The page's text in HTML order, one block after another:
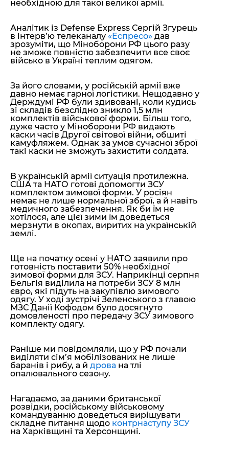
необхідною для такої великої армії.
Аналітик із Defense Express Сергій Згурець
в інтерв’ю телеканалу «Еспресо» дав
зрозуміти, що Міноборони РФ цього разу
не зможе повністю забезпечити все своє
військо в Україні теплим одягом.
За його словами, у російській армії вже
давно немає гарної логістики. Нещодавно у
Держдумі РФ були здивовані, коли кудись
зі складів безслідно зникло 1,5 млн
комплектів військової форми. Більш того,
дуже часто у Міноборони РФ видають
каски часів Другої світової війни, обшиті
камуфляжем. Однак за умов сучасної зброї
такі каски не зможуть захистити солдата.
В українській армії ситуація протилежна.
США та НАТО готові допомогти ЗСУ
комплектом зимової форми. У росіян
немає не лише нормальної зброї, а й навіть
медичного забезпечення. Як би їм не
хотілося, але цієї зими їм доведеться
мерзнути в окопах, виритих на українській
землі.
Ще на початку осені у НАТО заявили про
готовність поставити 50% необхідної
зимової форми для ЗСУ. Наприкінці серпня
Бельгія виділила на потреби ЗСУ 8 млн
євро, які підуть на закупівлю зимового
одягу. У ході зустрічі Зеленського з главою
МЗС Данії Кофодом було досягнуто
домовленості про передачу ЗСУ зимового
комплекту одягу.
Раніше ми повідомляли, що у РФ почали
виділяти сім’я мобілізованих не лише
баранів і рибу, а й дрова на тлі
опалювального сезону.
Нагадаємо, за даними британської
розвідки, російському військовому
командуванню доведеться вирішувати
складне питання щодо контрнаступу ЗСУ
на Харківщині та Херсонщині.